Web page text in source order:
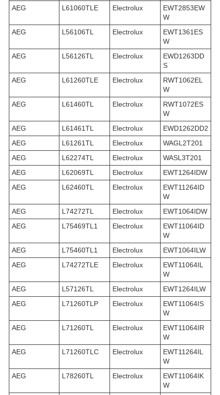
AEG
L61060TLE Electrolux
EWT2853EW
W
AEG
L56106TL Electrolux
EWT1361ES
W
AEG
L56126TL Electrolux
EWD1263DD
S
AEG
L61260TLE Electrolux
RWT1062EL
W
AEG
L61460TL Electrolux
RWT1072ES
W
AEG
L61461TL Electrolux
EWD1262DD2
AEG
L61261TL Electrolux
WAGL2T201
AEG
L62274TL Electrolux
WASL3T201
AEG
L62069TL Electrolux
EWT1264IDW
AEG
L62460TL Electrolux
EWT11264ID
W
AEG
L74272TL Electrolux
EWT1064IDW
AEG
L75469TL1 Electrolux
EWT11064ID
W
AEG
L75460TL1 Electrolux
EWT1064ILW
AEG
L74272TLE Electrolux
EWT11064IL
W
AEG
L57126TL Electrolux
EWT1264ILW
AEG
L71260TLP Electrolux
EWT11064IS
W
AEG
L71260TL Electrolux
EWT11064IR
W
AEG
L71260TLC Electrolux
EWT11264IL
W
AEG
L78260TL Electrolux
EWT11064IK
W